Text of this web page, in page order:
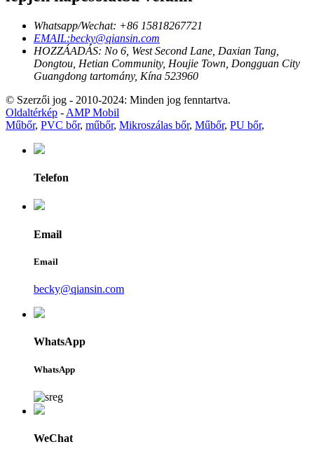
Whatsapp/Wechat: +86 15818267721
EMAIL:becky@qiansin.com
HOZZÁADÁS: No 6, West Second Lane, Daxian Tang,
Dongtou, Hetian Community, Houjie Town, Dongguan City
Guangdong tartomány, Kína 523960
© Szerzői jog - 2010-2024: Minden jog fenntartva.
Oldaltérkép - AMP Mobil
Műbőr, PVC bőr, műbőr, Mikroszálas bőr, Műbőr, PU bőr,
Telefon
Email
Email
becky@qiansin.com
WhatsApp
WhatsApp
WeChat